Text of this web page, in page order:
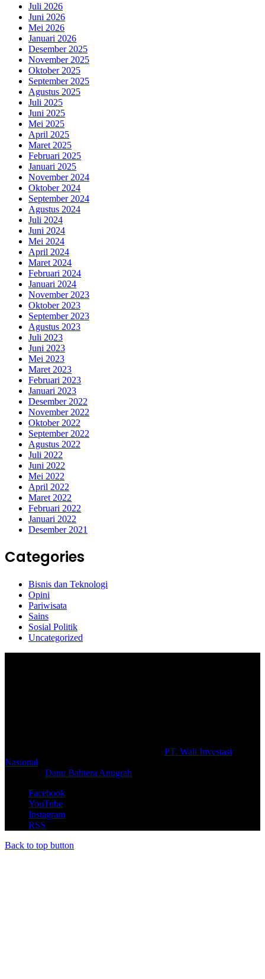
Juli 2026
Juni 2026
Mei 2026
Januari 2026
Desember 2025
November 2025
Oktober 2025
September 2025
Agustus 2025
Juli 2025
Juni 2025
Mei 2025
April 2025
Maret 2025
Februari 2025
Januari 2025
November 2024
Oktober 2024
September 2024
Agustus 2024
Juli 2024
Juni 2024
Mei 2024
April 2024
Maret 2024
Februari 2024
Januari 2024
November 2023
Oktober 2023
September 2023
Agustus 2023
Juli 2023
Juni 2023
Mei 2023
Maret 2023
Februari 2023
Januari 2023
Desember 2022
November 2022
Oktober 2022
September 2022
Agustus 2022
Juli 2022
Juni 2022
Mei 2022
April 2022
Maret 2022
Februari 2022
Januari 2022
Desember 2021
Categories
Bisnis dan Teknologi
Opini
Pariwisata
Sains
Sosial Politik
Uncategorized
PT. Wali Investasi
Nasional
Danu Bahtera Anugrah
Facebook
YouTube
Instagram
RSS
Back to top button